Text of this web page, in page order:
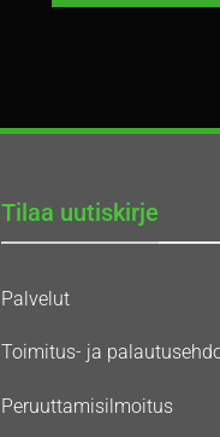
Tilaa uutiskirje
Palvelut
Toimitus- ja
Peruuttamisilmoitus